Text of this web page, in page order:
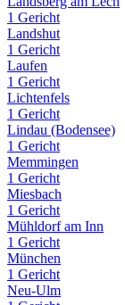
1 Gericht
Landshut
1 Gericht
Laufen
1 Gericht
Lichtenfels
1 Gericht
Lindau (Bodensee)
1 Gericht
Memmingen
1 Gericht
Miesbach
1 Gericht
Mühldorf am Inn
1 Gericht
München
1 Gericht
Neu-Ulm